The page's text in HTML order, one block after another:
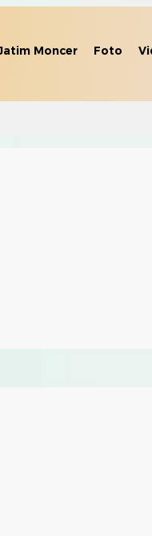
Moncer Foto